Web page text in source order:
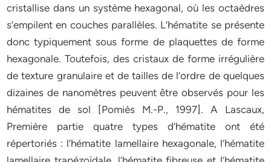
cristallise dans un système hexagonal, où les octaèdres
s’empilent en couches parallèles. L’hématite se présente
donc typiquement sous forme de plaquettes de forme
hexagonale. Toutefois, des cristaux de forme irrégulière
de texture granulaire et de tailles de l’ordre de quelques
dizaines de nanomètres peuvent être observés pour les
hématites de sol [Pomiès M.-P., 1997]. A Lascaux,
Première partie quatre types d’hématite ont été
répertoriés : l’hématite lamellaire hexagonale, l’hématite